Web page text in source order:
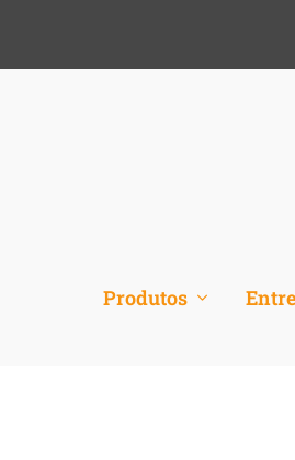
Produtos